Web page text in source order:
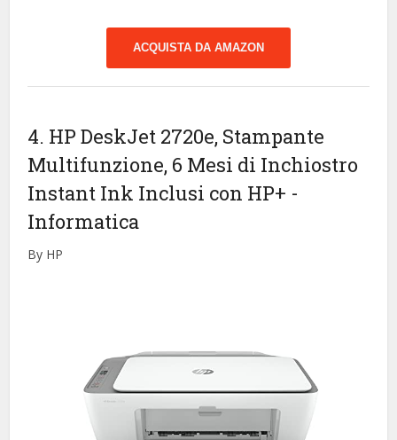
ACQUISTA DA AMAZON
4. HP DeskJet 2720e, Stampante
Multifunzione, 6 Mesi di Inchiostro
Instant Ink Inclusi con HP+ -
Informatica
By HP